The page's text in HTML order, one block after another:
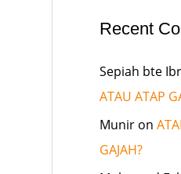
Recent
Sepiah bte
ATAU ATAP
Munir on
GAJAH?